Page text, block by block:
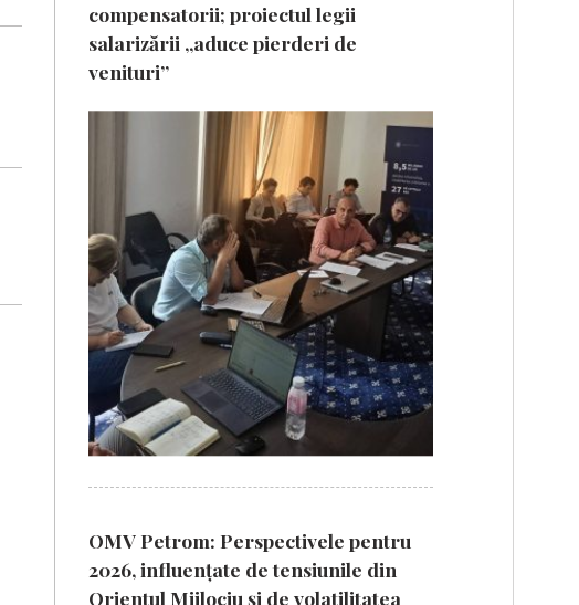
compensatorii; proiectul legii
salarizării „aduce pierderi de
venituri”
OMV Petrom: Perspectivele pentru
2026, influențate de tensiunile din
Orientul Mijlociu și de volatilitatea